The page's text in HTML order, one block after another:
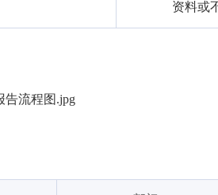
资料或
告流程图.jpg